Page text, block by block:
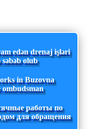
edən drenaj işləri
olub
in Buzovna
работы по
для обращения